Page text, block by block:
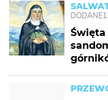
DODANE